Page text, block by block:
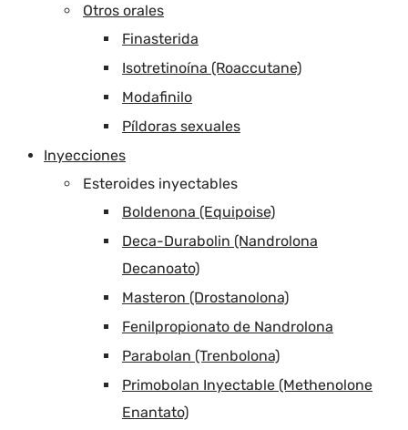
Otros orales
Finasterida
Isotretinoína (Roaccutane)
Modafinilo
Píldoras sexuales
Inyecciones
Esteroides inyectables
Boldenona (Equipoise)
Deca-Durabolin (Nandrolona
Decanoato)
Masteron (Drostanolona)
Fenilpropionato de Nandrolona
Parabolan (Trenbolona)
Primobolan Inyectable (Methenolone
Enantato)